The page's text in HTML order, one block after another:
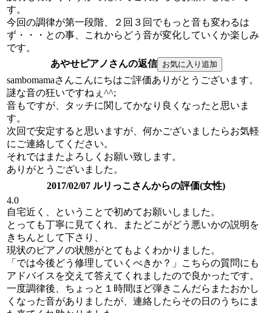
す。
今回の調律が第一段階、２回３回でもっと音も変わるは
ず・・・との事、これからどう音が変化していくか楽しみ
です。
あやせピアノさんの返信
sambomamaさんこんにちはご評価ありがとうございます。
謎な音の狂いですねぇ^^;
音もですが、タッチに関してかなり良くなったと思いま
す。
次回で安定すると思いますが、何かございましたらお気軽
にご連絡してください。
それではまたよろしくお願い致します。
ありがとうございました。
2017/02/07 ルリっこさんからの評価(女性)
4.0
自宅近く、ということで初めてお願いしました。
とっても丁寧に見てくれ、またどこがどう悪いかの説明を
きちんとして下さり、
現状のピアノの状態がとてもよくわかりました。
「では今後どう修理していくべきか？」こちらの質問にも
アドバイスを交えて答えてくれましたので良かったです。
一度調律後、ちょっと１時間ほど弾きこんだらまたおかし
くなった音がありましたが、連絡したらその日のうちにま